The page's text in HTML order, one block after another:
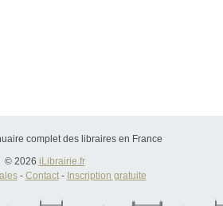
complet des libraires en France
© 2026 iLibrairie.fr
- Contact- Inscription gratuite